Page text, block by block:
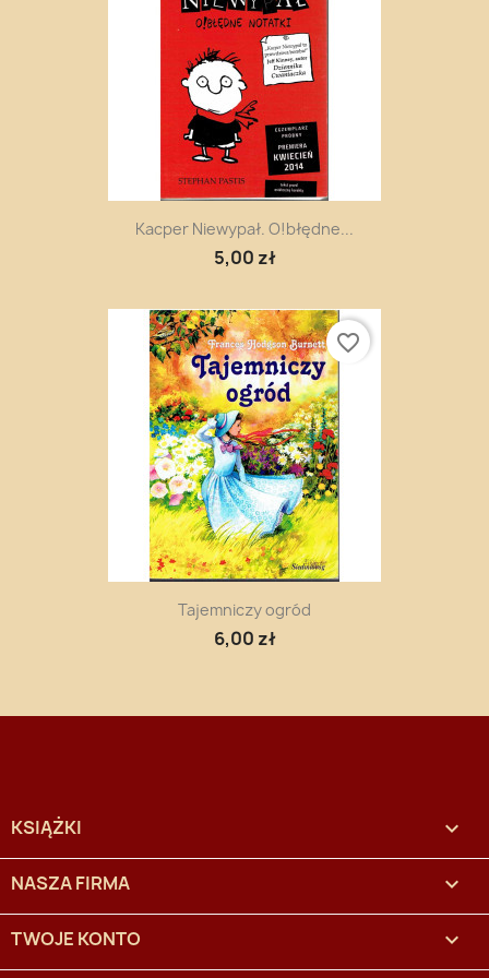
Kacper Niewypał. O!błędne...
5,00 zł
Tajemniczy ogród
6,00 zł
favorite_border
KSIĄŻKI 
NASZA FIRMA 
TWOJE KONTO 